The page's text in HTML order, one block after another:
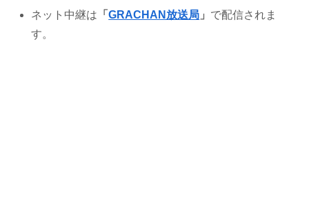
ネット中継は 「GRACHAN放送局 」 で配信されま
す。